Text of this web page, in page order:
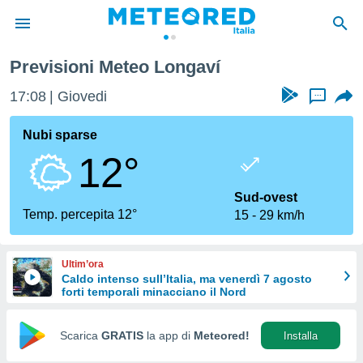
di
per
le
di
Web
Previsioni Meteo Longaví
17:08 Giovedi ...
Nubi sparse
12°
Temp. percepita 12°
Sud-ovest
15
29 km/h
Ultim’ora
Caldo intenso sull’Italia, ma venerdì 7 agosto
forti temporali minacciano il Nord
Scarica GRATIS la app di Meteored! Installa